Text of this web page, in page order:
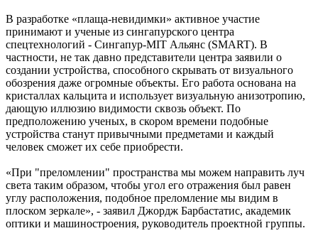
В разработке «плаща-невидимки» активное участие
принимают и ученые из сингапурского центра
спецтехнологий - Сингапур-MIT Альянс (SMART). В
частности, не так давно представители центра заявили о
создании устройства, способного скрывать от визуального
обозрения даже огромные объекты. Его работа основана на
кристаллах кальцита и использует визуальную анизотропию,
дающую иллюзию видимости сквозь объект. По
предположению ученых, в скором времени подобные
устройства станут привычными предметами и каждый
человек сможет их себе приобрести.
«При "преломлении" пространства мы можем направить луч
света таким образом, чтобы угол его отражения был равен
углу расположения, подобное преломление мы видим в
плоском зеркале», - заявил Джордж Барбастатис, академик
оптики и машиностроения, руководитель проектной группы.